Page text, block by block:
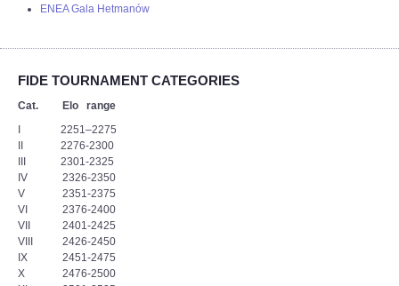
ENEA Gala Hetmanów
FIDE TOURNAMENT CATEGORIES
Cat. Elo range
I 2251–2275
II 2276-2300
III 2301-2325
IV 2326-2350
V 2351-2375
VI 2376-2400
VII 2401-2425
VIII 2426-2450
IX 2451-2475
X 2476-2500